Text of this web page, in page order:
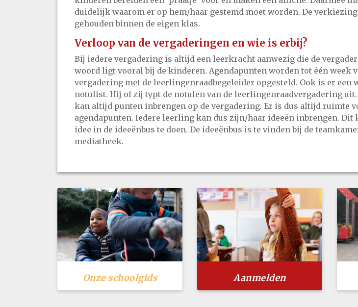
duidelijk waarom er op hem/haar gestemd moet worden. De
gehouden binnen de eigen klas.
Verloop van de vergaderingen en wie is erbij?
Bij iedere vergadering is altijd een leerkracht aanwezig die de
woord ligt vooral bij de kinderen. Agendapunten worden tot één week
vergadering met de leerlingenraadbegeleider opgesteld. Ook is er een
notulist. Hij of zij typt de notulen van de leerlingenraadvergadering
kan altijd punten inbrengen op de vergadering. Er is dus altijd ruimte
agendapunten. Iedere leerling kan dus zijn/haar ideeën inbrengen. Dit
idee in de ideeënbus te doen. De ideeënbus is te vinden bij de
mediatheek.
Onze schoolgids Aanmelden